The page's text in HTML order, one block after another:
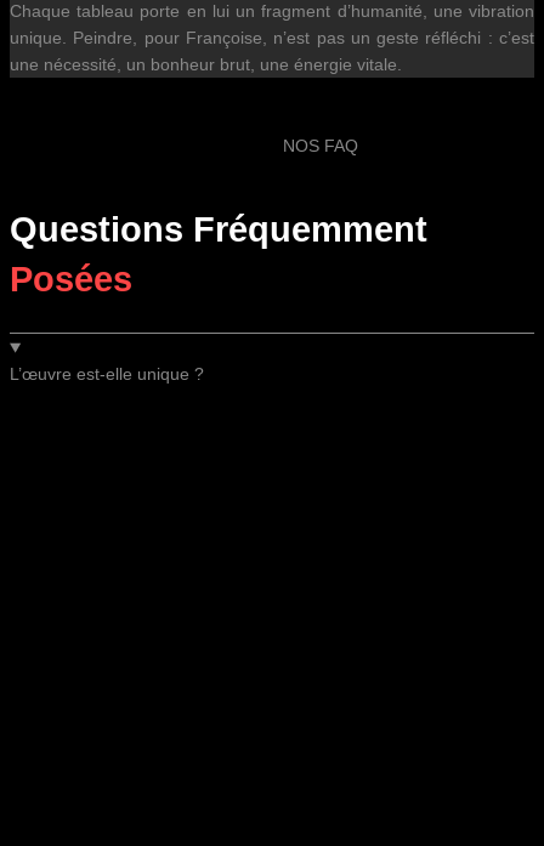
Chaque tableau porte en lui un fragment d’humanité, une vibration
unique. Peindre, pour Françoise, n’est pas un geste réfléchi : c’est
une nécessité, un bonheur brut, une énergie vitale.
NOS FAQ
Questions Fréquemment
Posées
L’œuvre est-elle unique ?